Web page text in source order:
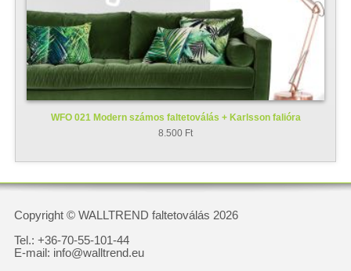
WFO 021 Modern számos faltetoválás + Karlsson falióra
8.500 Ft
Copyright © WALLTREND faltetoválás 2026
Tel.: +36-70-55-101-44
E-mail: info@walltrend.eu